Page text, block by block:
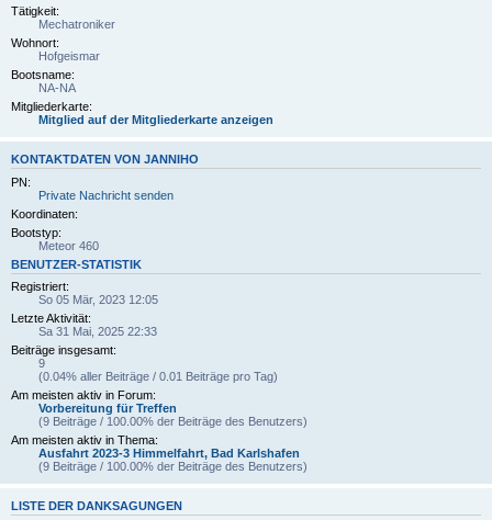
Tätigkeit:
Mechatroniker
Wohnort:
Hofgeismar
Bootsname:
NA-NA
Mitgliederkarte:
Mitglied auf der Mitgliederkarte anzeigen
KONTAKTDATEN VON JANNIHO
PN:
Private Nachricht senden
Koordinaten:
Bootstyp:
Meteor 460
BENUTZER-STATISTIK
Registriert:
So 05 Mär, 2023 12:05
Letzte Aktivität:
Sa 31 Mai, 2025 22:33
Beiträge insgesamt:
9
(0.04% aller Beiträge / 0.01 Beiträge pro Tag)
Am meisten aktiv in Forum:
Vorbereitung für Treffen
(9 Beiträge / 100.00% der Beiträge des Benutzers)
Am meisten aktiv in Thema:
Ausfahrt 2023-3 Himmelfahrt, Bad Karlshafen
(9 Beiträge / 100.00% der Beiträge des Benutzers)
LISTE DER DANKSAGUNGEN